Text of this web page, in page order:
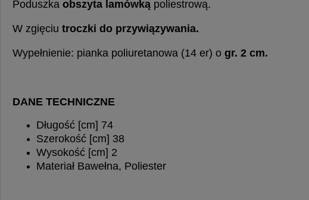
Poduszka obszyta lamówką poliestrową.
W zgięciu troczki do przywiązywania.
Wypełnienie: pianka poliuretanowa (14 er) o gr. 2 cm.
DANE TECHNICZNE
Długość [cm] 74
Szerokość [cm] 38
Wysokość [cm] 2
Materiał Bawełna, Poliester